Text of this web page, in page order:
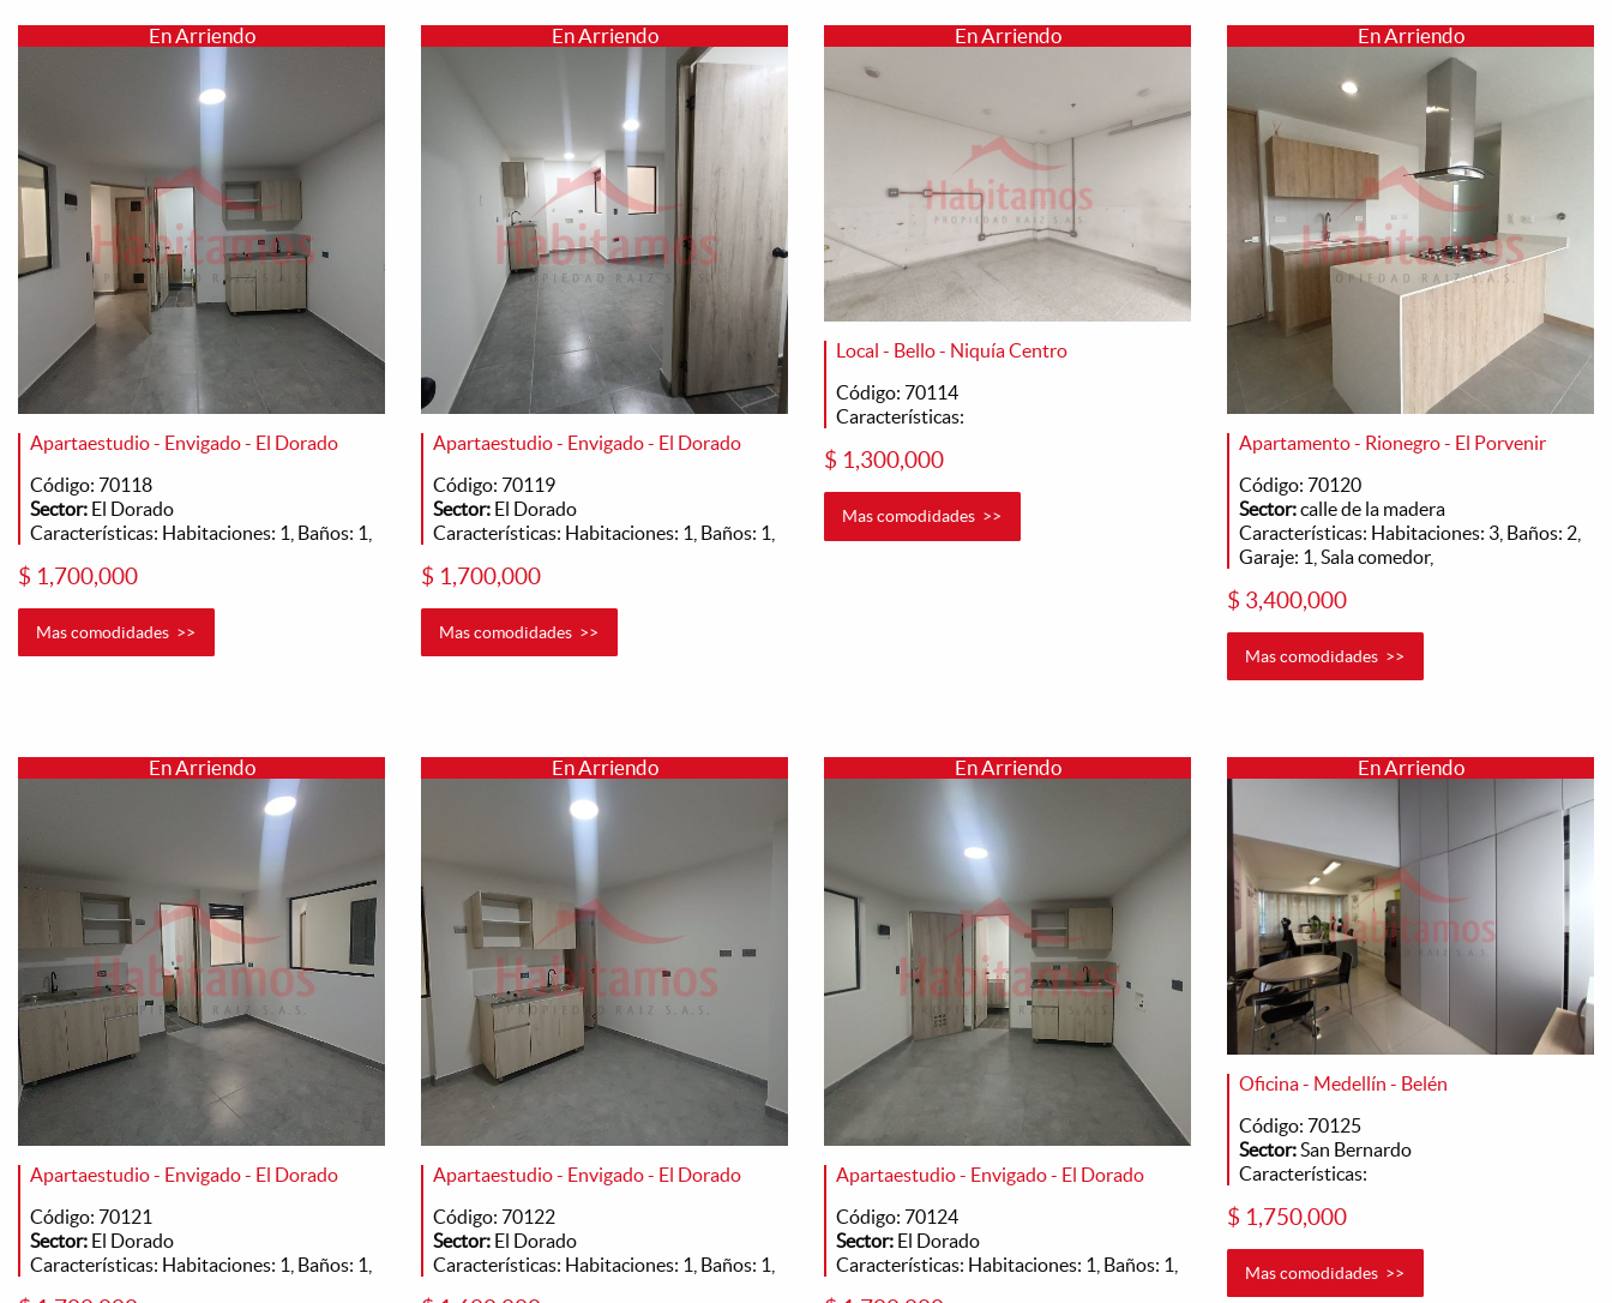
En Arriendo
Apartaestudio - Envigado - El Dorado
Código: 70118
Sector: El Dorado
Características: Habitaciones: 1, Baños: 1,
$ 1,700,000
Mas comodidades >>
En Arriendo
Apartaestudio - Envigado - El Dorado
Código: 70119
Sector: El Dorado
Características: Habitaciones: 1, Baños: 1,
$ 1,700,000
Mas comodidades >>
En Arriendo
Local - Bello - Niquía Centro
Código: 70114
Características:
$ 1,300,000
Mas comodidades >>
En Arriendo
Apartamento - Rionegro - El Porvenir
Código: 70120
Sector:calle de la madera
Características: Habitaciones: 3, Baños: 2,
Garaje: 1, Sala comedor,
$ 3,400,000
Mas comodidades >>
En Arriendo
Apartaestudio - Envigado - El Dorado
Código: 70121
Sector: El Dorado
Características: Habitaciones: 1, Baños: 1,
En Arriendo
Apartaestudio - Envigado - El Dorado
Código: 70122
Sector: El Dorado
Características: Habitaciones: 1, Baños: 1,
En Arriendo
Apartaestudio - Envigado - El Dorado
Código: 70124
Sector: El Dorado
Características: Habitaciones: 1, Baños: 1,
En Arriendo
Oficina - Medellín - Belén
Código: 70125
Sector:San Bernardo
Características:
$ 1,750,000
Mas comodidades >>